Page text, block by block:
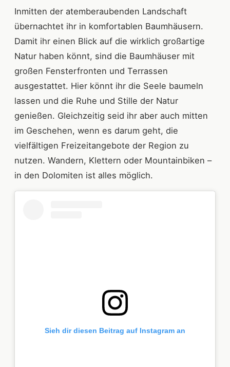
Inmitten der atemberaubenden Landschaft
übernachtet ihr in komfortablen Baumhäusern.
Damit ihr einen Blick auf die wirklich großartige
Natur haben könnt, sind die Baumhäuser mit
großen Fensterfronten und Terrassen
ausgestattet. Hier könnt ihr die Seele baumeln
lassen und die Ruhe und Stille der Natur
genießen. Gleichzeitig seid ihr aber auch mitten
im Geschehen, wenn es darum geht, die
vielfältigen Freizeitangebote der Region zu
nutzen. Wandern, Klettern oder Mountainbiken –
in den Dolomiten ist alles möglich.
Sieh dir diesen Beitrag auf Instagram an